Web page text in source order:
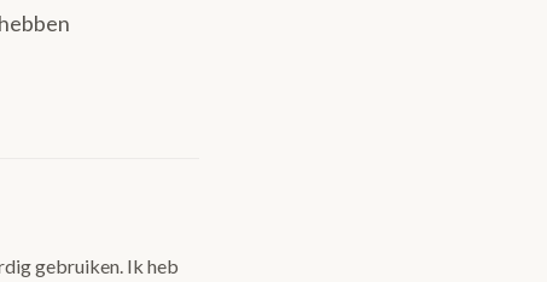
gebruiken. Ik heb